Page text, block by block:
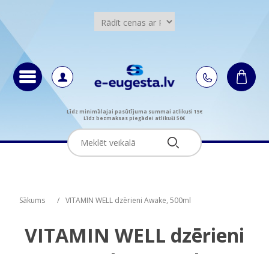
Līdz minimālajai pasūtījuma summai atlikuši 15€
Līdz bezmaksas piegādei atlikuši 50€
Sākums / VITAMIN WELL dzērieni Awake, 500ml
VITAMIN WELL dzērieni